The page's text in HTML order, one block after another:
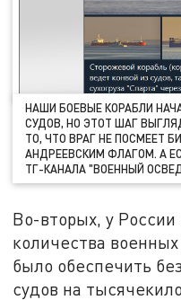
НАШИ БОЕВЫЕ КОРАБЛИ
СУДОВ, НО ЭТОТ ШАГ
ТО, ЧТО ВРАГ НЕ ПОСМЕЕТ
АНДРЕЕВСКИМ ФЛАГОМ. А
ТГ-КАНАЛА "ВОЕННЫЙ
Во-вторых, у России
количества
было обеспечить
судов на